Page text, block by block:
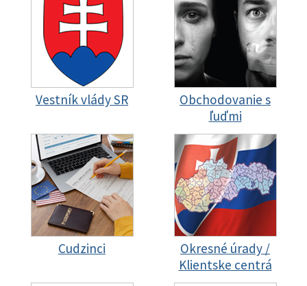
Vestník vlády SR
Obchodovanie s
ľuďmi
Cudzinci
Okresné úrady /
Klientske centrá